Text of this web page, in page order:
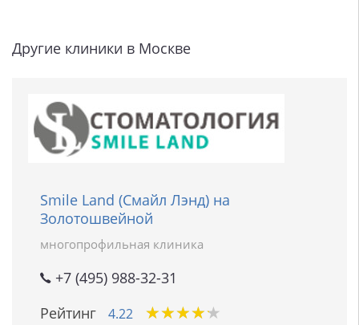
Другие клиники в Москве
Smile Land (Смайл Лэнд) на
Золотошвейной
многопрофильная клиника
+7 (495) 988-32-31
Рейтинг
4.22 ★★★★★
★★★★★